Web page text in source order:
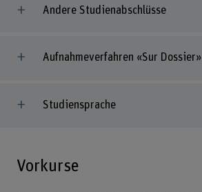
Andere Studienabschlüsse
Aufnahmeverfahren «Sur Dossier»
Studiensprache
Vorkurse